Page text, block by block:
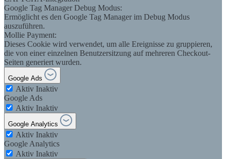
Google Tag Manager Debug Modus:
Ermöglicht es den Google Tag Manager im Debug Modus
auszuführen.
Mollie Payment:
Dieses Cookie wird verwendet, um alle Ereignisse zu gruppieren,
die von einer einzelnen Benutzersitzung auf mehreren Checkout-
Seiten generiert wurden.
Google Ads
Aktiv Inaktiv
Google Ads
Aktiv Inaktiv
Google Analytics
Aktiv Inaktiv
Google Analytics
Aktiv Inaktiv